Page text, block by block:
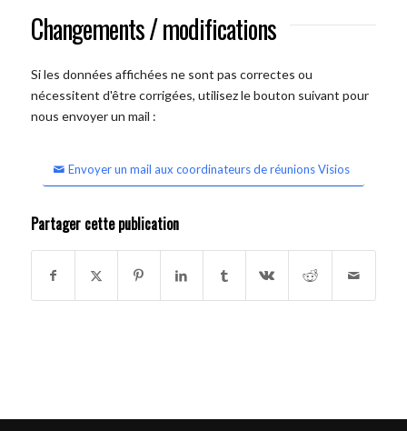
Changements / modifications
Si les données affichées ne sont pas correctes ou
nécessitent d'être corrigées, utilisez le bouton suivant pour
nous envoyer un mail :
Envoyer un mail aux coordinateurs de réunions Visios
Partager cette publication